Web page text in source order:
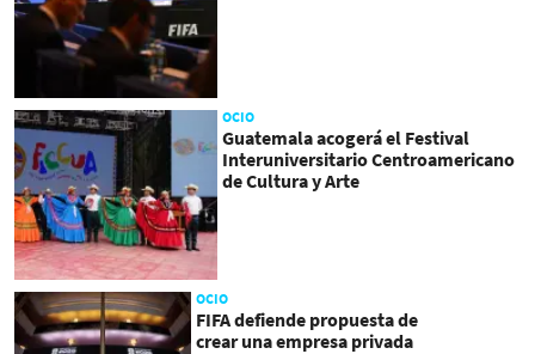
OCIO
Guatemala acogerá el Festival
Interuniversitario Centroamericano
de Cultura y Arte
OCIO
FIFA defiende propuesta de
crear una empresa privada